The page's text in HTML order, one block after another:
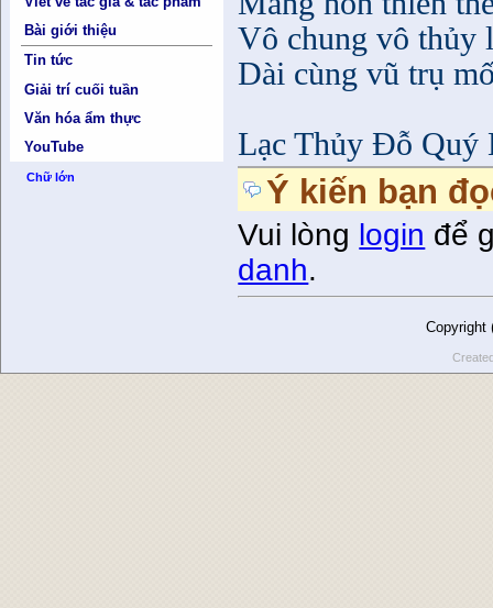
Bài giới thiệu
Tin tức
Giải trí cuối tuần
Văn hóa ẩm thực
YouTube
Chữ lớn
Vô chung vô thủy
Dài cùng vũ trụ
Lạc Thủy Đỗ
Ý kiến bạn
Vui lòng login để
danh.
Copyright